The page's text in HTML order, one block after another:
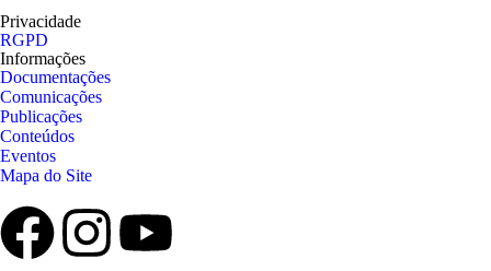
Privacidade
RGPD
Informações
Documentações
Comunicações
Publicações
Conteúdos
Eventos
Mapa do Site